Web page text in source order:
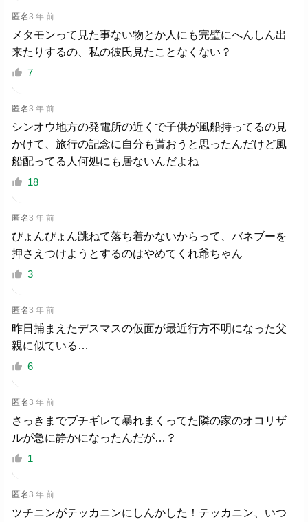
匿名3 年 前
メタモンって見た事ない物とか人にも完璧にへんしん出
来たりするの、私の彼氏見たことなくない？
7
匿名3 年 前
シンオウ地方の発電所の近くで子供が風船持ってるの見
かけて、旅行の記念に自分も貰おうと思ったんだけど風
船配ってる人何処にも居ないんだよね
18
匿名3 年 前
ぴょんぴょん跳ねて落ち着かないからって、バネブーを
押さえつけようとするのはやめてくれ爺ちゃん
3
匿名3 年 前
昨日捕まえたデスマスの仮面が最近行方不明になった父
親に似ている…
6
匿名3 年 前
さっきまでブチギレて暴れまくってた隣の家のオコリザ
ルが急に静かになったんだが…？
1
匿名3 年 前
ツチニンがテッカニンにしんかした！テッカニン、いつ